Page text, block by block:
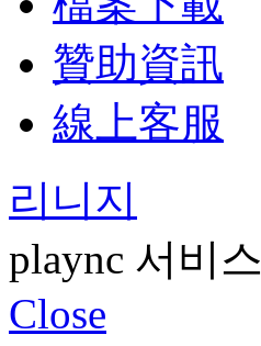
贊助資訊
線上客服
리니지
plaync 서비스
Close